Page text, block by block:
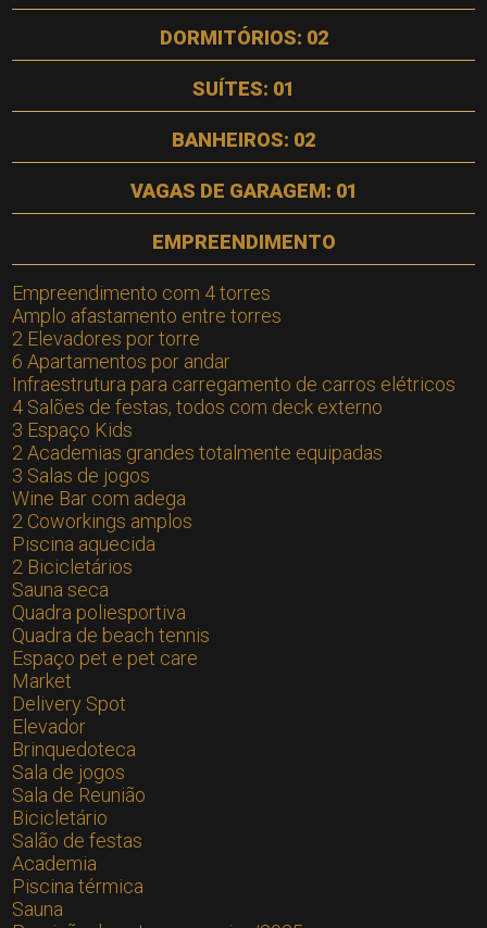
DORMITÓRIOS: 02
SUÍTES: 01
BANHEIROS: 02
VAGAS DE GARAGEM: 01
EMPREENDIMENTO
Empreendimento com 4 torres
Amplo afastamento entre torres
2 Elevadores por torre
6 Apartamentos por andar
Infraestrutura para carregamento de carros elétricos
4 Salões de festas, todos com deck externo
3 Espaço Kids
2 Academias grandes totalmente equipadas
3 Salas de jogos
Wine Bar com adega
2 Coworkings amplos
Piscina aquecida
2 Bicicletários
Sauna seca
Quadra poliesportiva
Quadra de beach tennis
Espaço pet e pet care
Market
Delivery Spot
Elevador
Brinquedoteca
Sala de jogos
Sala de Reunião
Bicicletário
Salão de festas
Academia
Piscina térmica
Sauna